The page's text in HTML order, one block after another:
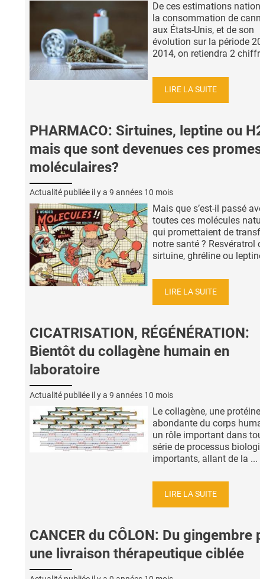
De ces estimations
la consommation de
aux États-Unis, et de son
évolution sur la période
2014, on retiendra 2
LIRE LA SUITE
PHARMACO: Sirtuines, leptine ou
mais que sont devenues ces
moléculaires?
Actualité publiée il y a 9 années 10 mois
Mais que s’est-il passé
toutes ces molécules
qui promettaient de
notre santé ? Resvératrol
sirtuine, ghréline ou
LIRE LA SUITE
CICATRISATION, RÉGÉNÉRATION:
Bientôt du collagène humain en
laboratoire
Actualité publiée il y a 9 années 10 mois
Le collagène, une protéine
abondante du corps
un rôle important dans
série de processus
importants, allant de la ...
LIRE LA SUITE
CANCER du CÔLON: Du gingembre
une livraison thérapeutique ciblée